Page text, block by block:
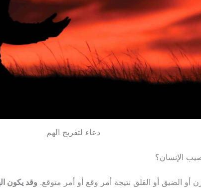
دعاء لتفريج الهم
الإنسان؟
أو الضيق أو القلق نتيجة أمر وقع أو أمر متوقع. وقد يكون